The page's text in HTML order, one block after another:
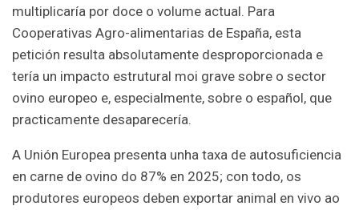
multiplicaría por doce o volume actual. Para
Cooperativas Agro-alimentarias de España, esta
petición resulta absolutamente desproporcionada e
tería un impacto estrutural moi grave sobre o sector
ovino europeo e, especialmente, sobre o español, que
practicamente desaparecería.
A Unión Europea presenta unha taxa de autosuficiencia
en carne de ovino do 87% en 2025; con todo, os
produtores europeos deben exportar animal en vivo ao